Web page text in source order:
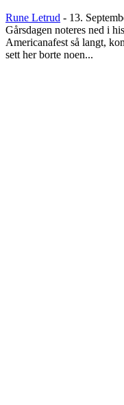
Rune Letrud - 13.
Gårsdagen noteres ned i
Americanafest så langt,
sett her borte noen...